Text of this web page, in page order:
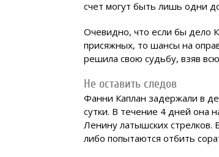
счет могут быть лишь одни
Очевидно, что если бы дело
присяжных, то шансы на
решила свою судьбу, взяв
Не оставить следов
Фанни Каплан задержали в
сутки. В течение 4 дней она
Ленину латышских стрелков.
либо попытаются отбить